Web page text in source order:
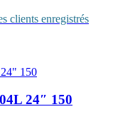
clients enregistrés
24″ 150